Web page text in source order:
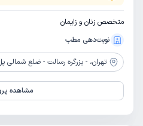
متخصص زنان و زایمان
نوبت‌دهی مطب
تهران، - بزرگره رسالت - ضلع شمالی پل سیدخندان - نبش خیابان
مشاهده